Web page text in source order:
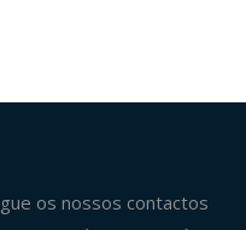
os nossos contactos